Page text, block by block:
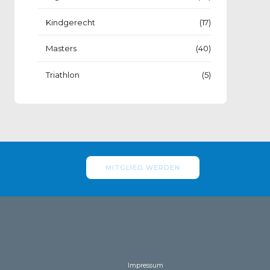
Kindgerecht (17)
Masters (40)
Triathlon (5)
MITGLIED WERDEN
Impressum